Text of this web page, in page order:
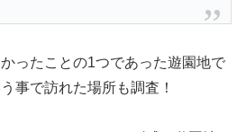
ったことの1つであった遊園地で
事で訪れた場所も調査！